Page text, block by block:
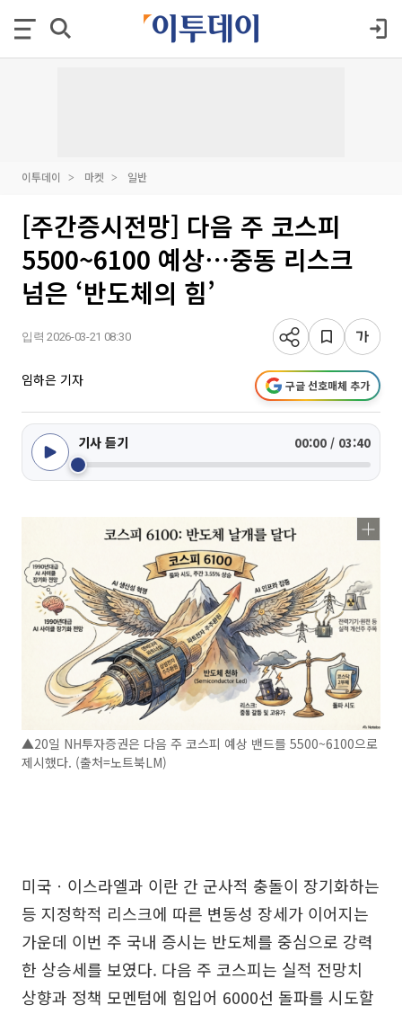
이투데이 마켓 일반
[주간증시전망] 다음 주 코스피
5500~6100 예상⋯중동 리스크
넘은 ‘반도체의 힘’
입력 2026-03-21 08:30
임하은 기자 구글 선호매체 추가
기사 듣기 00:00 / 03:40
▲20일 NH투자증권은 다음 주 코스피 예상 밴드를 5500~6100으로
제시했다. (출처=노트북LM)
미국ㆍ이스라엘과 이란 간 군사적 충돌이 장기화하는
등 지정학적 리스크에 따른 변동성 장세가 이어지는
가운데 이번 주 국내 증시는 반도체를 중심으로 강력
한 상승세를 보였다. 다음 주 코스피는 실적 전망치
상향과 정책 모멘텀에 힘입어 6000선 돌파를 시도할